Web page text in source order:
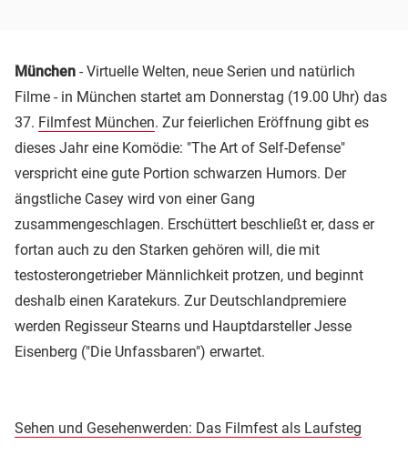
München - Virtuelle Welten, neue Serien und natürlich
Filme - in München startet am Donnerstag (19.00 Uhr) das
37. Filmfest München. Zur feierlichen Eröffnung gibt es
dieses Jahr eine Komödie: "The Art of Self-Defense"
verspricht eine gute Portion schwarzen Humors. Der
ängstliche Casey wird von einer Gang
zusammengeschlagen. Erschüttert beschließt er, dass er
fortan auch zu den Starken gehören will, die mit
testosterongetrieber Männlichkeit protzen, und beginnt
deshalb einen Karatekurs. Zur Deutschlandpremiere
werden Regisseur Stearns und Hauptdarsteller Jesse
Eisenberg ("Die Unfassbaren") erwartet.
Sehen und Gesehenwerden: Das Filmfest als Laufsteg